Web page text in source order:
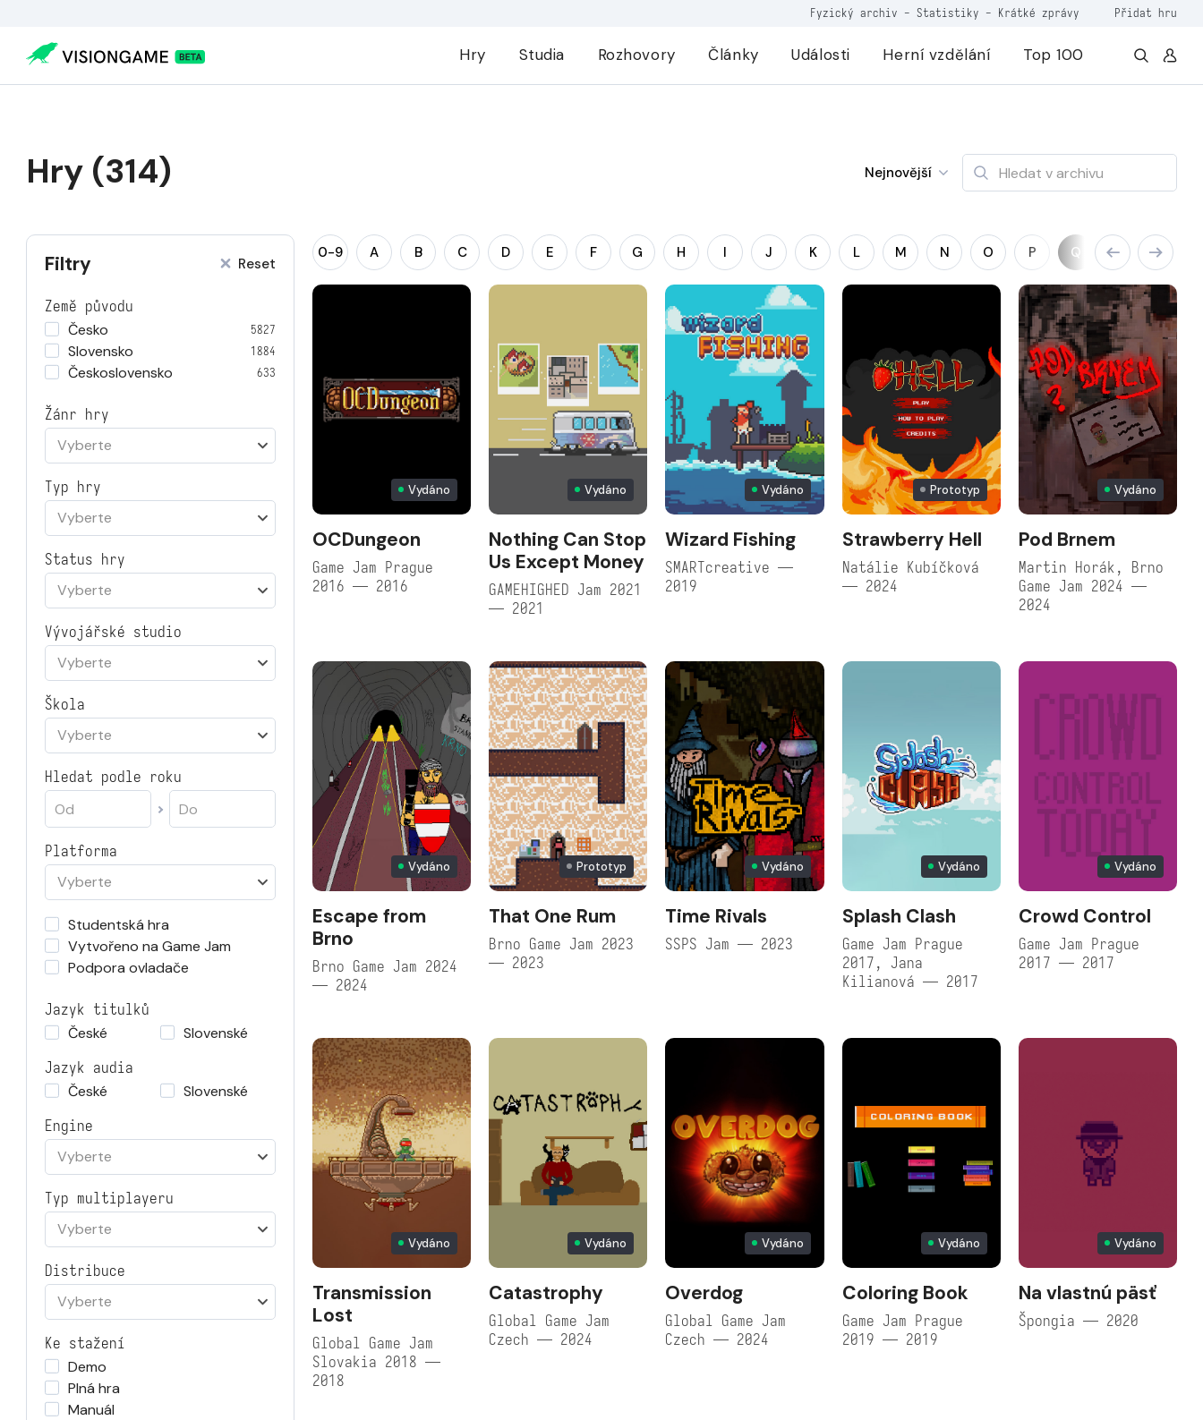
Fyzický archiv - Statistiky - Krátké zprávy Přidat hru
Hry Studia Rozhovory Články Události Herní vzdělání Top 100
Hry (314) Nejnovější
Filtry Reset
Země původu
Česko
5827
Slovensko 1884
Československo 633
Žánr hry
Vyberte
Typ hry
Vyberte
Status hry
Vyberte
Vývojářské studio
Vyberte
Škola
Vyberte
Hledat podle roku
Platforma
Vyberte
Studentská hra
Vytvořeno na Game Jam
Podpora ovladače
Jazyk titulků
České
Slovenské
Jazyk audia
České
Slovenské
Engine
Vyberte
Typ multiplayeru
Vyberte
Distribuce
Vyberte
Ke stažení
Demo
Plná hra
Manuál
0-9 A B C D E F G H I J K L M N O P Q R S
Vydáno
OCDungeon
Game Jam Prague
2016 — 2016
Vydáno
Nothing Can Stop
Us Except Money
GAMEHIGHED Jam 2021
— 2021
Vydáno
Wizard Fishing
SMARTcreative —
2019
Prototyp
Strawberry Hell
Natálie Kubíčková
— 2024
Vydáno
Pod Brnem
Martin Horák, Brno
Game Jam 2024 —
2024
Vydáno
Escape from
Brno
Brno Game Jam 2024
— 2024
Prototyp
That One Rum
Brno Game Jam 2023
— 2023
Vydáno
Time Rivals
SSPS Jam — 2023
Vydáno
Splash Clash
Game Jam Prague
2017, Jana
Kilianová — 2017
Vydáno
Crowd Control
Game Jam Prague
2017 — 2017
Vydáno
Transmission
Lost
Global Game Jam
Slovakia 2018 —
2018
Vydáno
Catastrophy
Global Game Jam
Czech — 2024
Vydáno
Overdog
Global Game Jam
Czech — 2024
Vydáno
Coloring Book
Game Jam Prague
2019 — 2019
Vydáno
Na vlastnú päsť
Špongia — 2020